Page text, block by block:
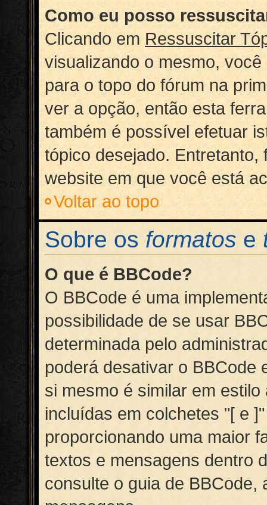
Como eu posso
Clicando em Ressuscitar
visualizando o mesmo,
para o topo do fórum na
ver a opção, então esta
também é possível efetuar
tópico desejado.
website em que você está
Voltar ao topo
Sobre os formatos e
O que é BBCode?
O BBCode é uma
possibilidade de se usar
determinada pelo
poderá desativar o BBCode
si mesmo é similar em
incluídas em colchetes "[ e
proporcionando uma maior
textos e mensagens dentro
consulte o guia de